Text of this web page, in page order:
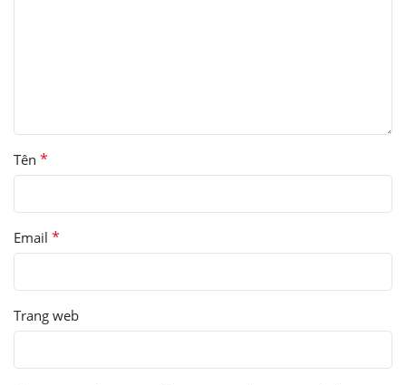
Tên *
Email *
Trang web